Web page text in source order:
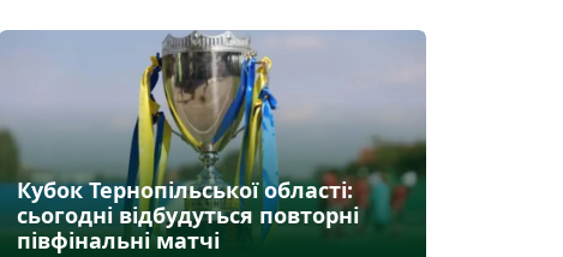
Кубок Тернопільської області:
сьогодні відбудуться повторні
півфінальні матчі